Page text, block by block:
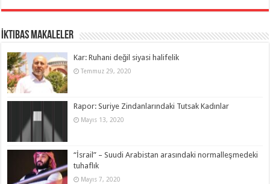
İktibas Makaleler
Kar: Ruhani değil siyasi halifelik
Temmuz 29, 2020
Rapor: Suriye Zindanlarındaki Tutsak Kadınlar
Mayıs 13, 2020
“İsrail” – Suudi Arabistan arasındaki normalleşmedeki
tuhaflık
Mayıs 7, 2020